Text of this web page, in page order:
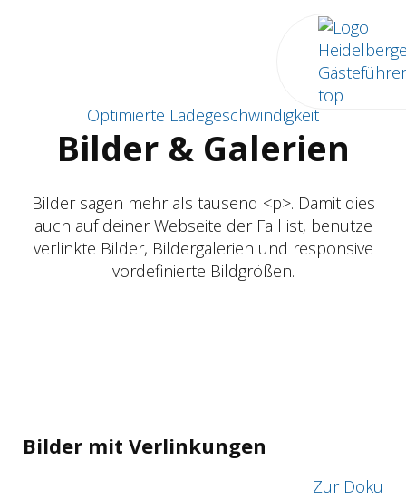
Optimierte Ladegeschwindigkeit
Bilder & Galerien
Bilder sagen mehr als tausend <p>. Damit dies
auch auf deiner Webseite der Fall ist, benutze
verlinkte Bilder, Bildergalerien und responsive
vordefinierte Bildgrößen.
Bilder mit Verlinkungen
Zur Doku